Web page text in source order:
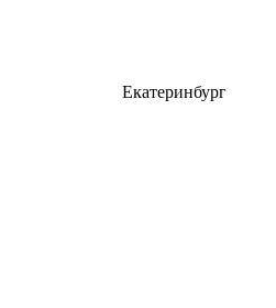
Екатеринбург